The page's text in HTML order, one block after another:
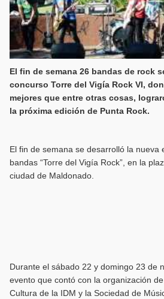
El fin de semana 26 bandas de rock
concurso Torre del Vigía Rock VI,
mejores que entre otras cosas,
la próxima edición de Punta Rock.
El fin de semana se desarrolló la nueva
bandas “Torre del Vigía Rock”, en la
ciudad de Maldonado.
Durante el sábado 22 y domingo 23 de
evento que contó con la organización
Cultura de la IDM y la Sociedad de